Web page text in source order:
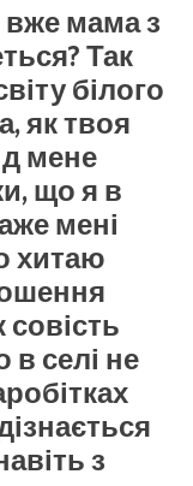
мама з
Так
білого
як твоя
мене
що я в
мені
хитаю
в селі не
з